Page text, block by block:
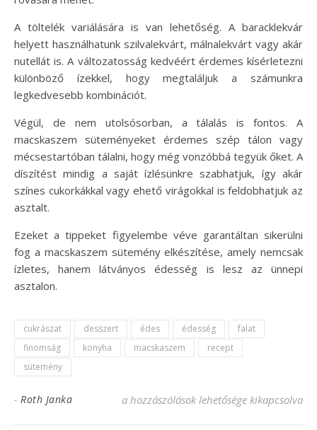
A töltelék variálására is van lehetőség. A baracklekvár
helyett használhatunk szilvalekvárt, málnalekvárt vagy akár
nutellát is. A változatosság kedvéért érdemes kísérletezni
különböző ízekkel, hogy megtaláljuk a számunkra
legkedvesebb kombinációt.
Végül, de nem utolsósorban, a tálalás is fontos. A
macskaszem süteményeket érdemes szép tálon vagy
mécsestartóban tálalni, hogy még vonzóbbá tegyük őket. A
díszítést mindig a saját ízlésünkre szabhatjuk, így akár
színes cukorkákkal vagy ehető virágokkal is feldobhatjuk az
asztalt.
Ezeket a tippeket figyelembe véve garantáltan sikerülni
fog a macskaszem sütemény elkészítése, amely nemcsak
ízletes, hanem látványos édesség is lesz az ünnepi
asztalon.
cukrászat desszert édes édesség
falat
finomság
konyha macskaszem
recept
sütemény
- Roth Janka Macskaszem sütemény recept: Édes
a hozzászólások lehetősége kikapcsolva